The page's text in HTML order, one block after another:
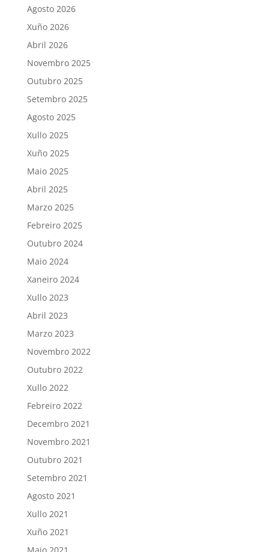
Agosto 2026
Xuño 2026
Abril 2026
Novembro 2025
Outubro 2025
Setembro 2025
Agosto 2025
Xullo 2025
Xuño 2025
Maio 2025
Abril 2025
Marzo 2025
Febreiro 2025
Outubro 2024
Maio 2024
Xaneiro 2024
Xullo 2023
Abril 2023
Marzo 2023
Novembro 2022
Outubro 2022
Xullo 2022
Febreiro 2022
Decembro 2021
Novembro 2021
Outubro 2021
Setembro 2021
Agosto 2021
Xullo 2021
Xuño 2021